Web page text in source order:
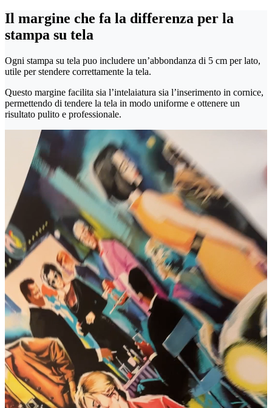
Il margine che fa la differenza per la
stampa su tela
Ogni stampa su tela puo includere un’abbondanza di 5 cm per lato,
utile per stendere correttamente la tela.
Questo margine facilita sia l’intelaiatura sia l’inserimento in cornice,
permettendo di tendere la tela in modo uniforme e ottenere un
risultato pulito e professionale.